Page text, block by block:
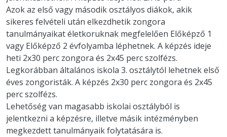
Azok az első vagy második osztályos diákok, akik
sikeres felvételi után elkezdhetik zongora
tanulmányaikat életkoruknak megfelelően Előképző 1
vagy Előképző 2 évfolyamba léphetnek. A képzés ideje
heti 2x30 perc zongora és 2x45 perc szolfézs.
Legkorábban általános iskola 3. osztálytól lehetnek első
éves zongoristák. A képzés 2x30 perc zongora és 2x45
perc szolfézs.
Lehetőség van magasabb iskolai osztályból is
jelentkezni a képzésre, illetve másik intézményben
megkezdett tanulmányaik folytatására is.